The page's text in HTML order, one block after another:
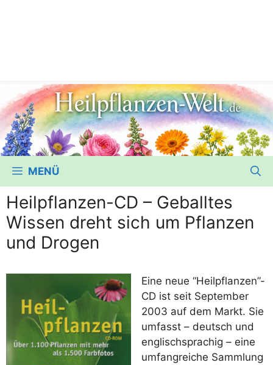
MENÜ
Heilpflanzen-CD – Geballtes
Wissen dreht sich um Pflanzen
und Drogen
Eine neue “Heilpflanzen”-
CD ist seit Sep­tem­ber
2003 auf dem Markt. Sie
umfasst – deutsch und
eng­lisch­spra­chig – eine
umfang­rei­che Samm­lung